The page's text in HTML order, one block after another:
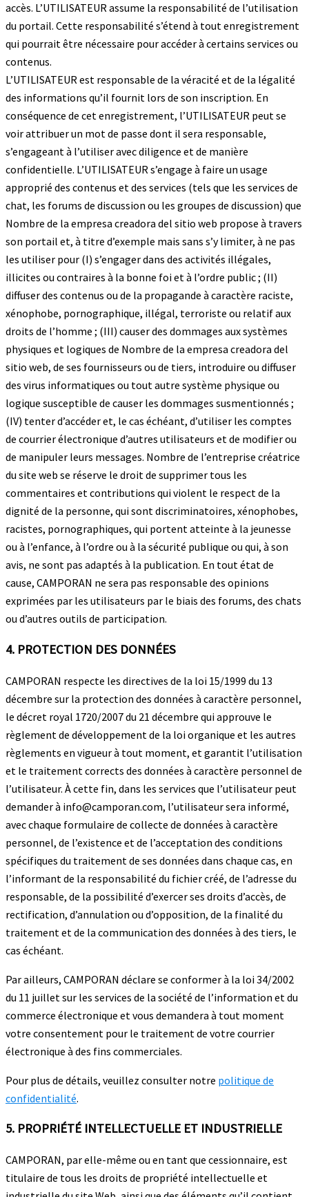
accès. L’UTILISATEUR assume la responsabilité de l’utilisation
du portail. Cette responsabilité s’étend à tout enregistrement
qui pourrait être nécessaire pour accéder à certains services ou
contenus.
L’UTILISATEUR est responsable de la véracité et de la légalité
des informations qu’il fournit lors de son inscription. En
conséquence de cet enregistrement, l’UTILISATEUR peut se
voir attribuer un mot de passe dont il sera responsable,
s’engageant à l’utiliser avec diligence et de manière
confidentielle. L’UTILISATEUR s’engage à faire un usage
approprié des contenus et des services (tels que les services de
chat, les forums de discussion ou les groupes de discussion) que
Nombre de la empresa creadora del sitio web propose à travers
son portail et, à titre d’exemple mais sans s’y limiter, à ne pas
les utiliser pour (I) s’engager dans des activités illégales,
illicites ou contraires à la bonne foi et à l’ordre public ; (II)
diffuser des contenus ou de la propagande à caractère raciste,
xénophobe, pornographique, illégal, terroriste ou relatif aux
droits de l’homme ; (III) causer des dommages aux systèmes
physiques et logiques de Nombre de la empresa creadora del
sitio web, de ses fournisseurs ou de tiers, introduire ou diffuser
des virus informatiques ou tout autre système physique ou
logique susceptible de causer les dommages susmentionnés ;
(IV) tenter d’accéder et, le cas échéant, d’utiliser les comptes
de courrier électronique d’autres utilisateurs et de modifier ou
de manipuler leurs messages. Nombre de l’entreprise créatrice
du site web se réserve le droit de supprimer tous les
commentaires et contributions qui violent le respect de la
dignité de la personne, qui sont discriminatoires, xénophobes,
racistes, pornographiques, qui portent atteinte à la jeunesse
ou à l’enfance, à l’ordre ou à la sécurité publique ou qui, à son
avis, ne sont pas adaptés à la publication. En tout état de
cause, CAMPORAN ne sera pas responsable des opinions
exprimées par les utilisateurs par le biais des forums, des chats
ou d’autres outils de participation.
4. PROTECTION DES DONNÉES
CAMPORAN respecte les directives de la loi 15/1999 du 13
décembre sur la protection des données à caractère personnel,
le décret royal 1720/2007 du 21 décembre qui approuve le
règlement de développement de la loi organique et les autres
règlements en vigueur à tout moment, et garantit l’utilisation
et le traitement corrects des données à caractère personnel de
l’utilisateur. À cette fin, dans les services que l’utilisateur peut
demander à info@camporan.com, l’utilisateur sera informé,
avec chaque formulaire de collecte de données à caractère
personnel, de l’existence et de l’acceptation des conditions
spécifiques du traitement de ses données dans chaque cas, en
l’informant de la responsabilité du fichier créé, de l’adresse du
responsable, de la possibilité d’exercer ses droits d’accès, de
rectification, d’annulation ou d’opposition, de la finalité du
traitement et de la communication des données à des tiers, le
cas échéant.
Par ailleurs, CAMPORAN déclare se conformer à la loi 34/2002
du 11 juillet sur les services de la société de l’information et du
commerce électronique et vous demandera à tout moment
votre consentement pour le traitement de votre courrier
électronique à des fins commerciales.
Pour plus de détails, veuillez consulter notre politique de
confidentialité.
5. PROPRIÉTÉ INTELLECTUELLE ET INDUSTRIELLE
CAMPORAN, par elle-même ou en tant que cessionnaire, est
titulaire de tous les droits de propriété intellectuelle et